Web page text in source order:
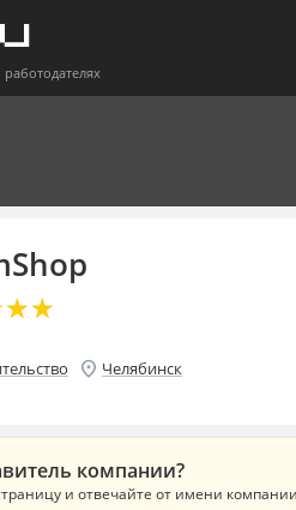
★
★★
★
location_on Челябинск
компании?
и отвечайте от имени